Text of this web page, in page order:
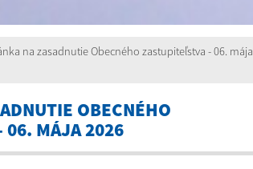
na zasadnutie Obecného zastupiteľstva - 06. mája
OBECNÉHO
06. MÁJA 2026